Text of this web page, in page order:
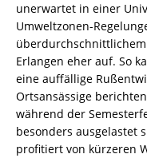
unerwartet in einer
Umweltzonen-
Erlangen eher auf. So
eine auffällige
Ortsansässige
während der
besonders ausgelastet
profitiert von kürzeren